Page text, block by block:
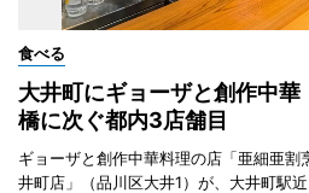
食べる
大井町にギョーザと創作中
橋に次ぐ都内3店舗目
ギョーザと創作中華料理の店「亜細亜
井町店」（品川区大井1）が、大井町駅